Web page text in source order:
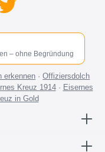
– ohne Begründung
erkennen ·Offiziersdolch
Kreuz 1914· Eisernes
in Gold